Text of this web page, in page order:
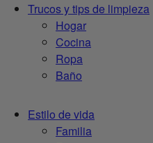
Trucos y tips de limpieza
Hogar
Cocina
Ropa
Baño
Estilo de vida
Familia